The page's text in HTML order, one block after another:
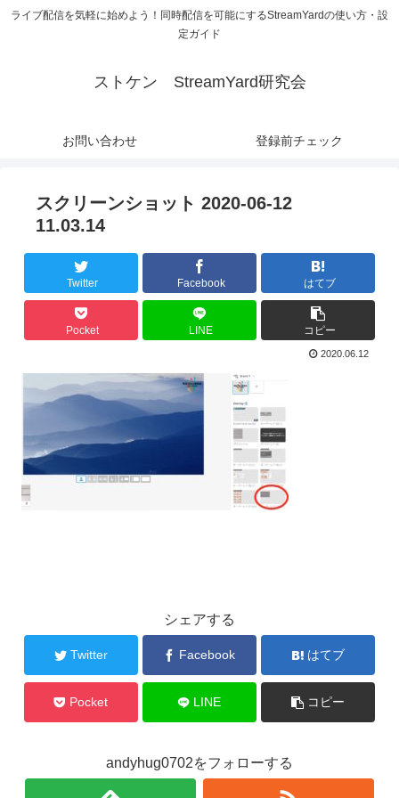
ライブ配信を気軽に始めよう！同時配信を可能にするStreamYardの使い方・設
定ガイド
ストケン StreamYard研究会
お問い合わせ 登録前チェック
スクリーンショット 2020-06-12
11.03.14
Twitter Facebook はてブ
Pocket LINE コピー
2020.06.12
シェアする
Twitter Facebook はてブ
Pocket LINE コピー
andyhug0702をフォローする